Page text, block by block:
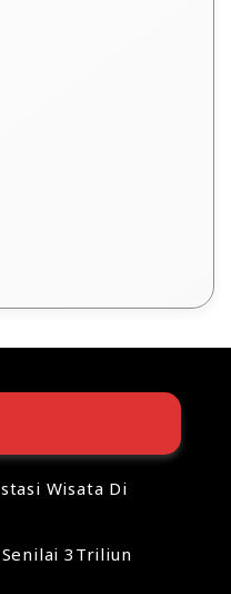
Wisata Di
3Triliun